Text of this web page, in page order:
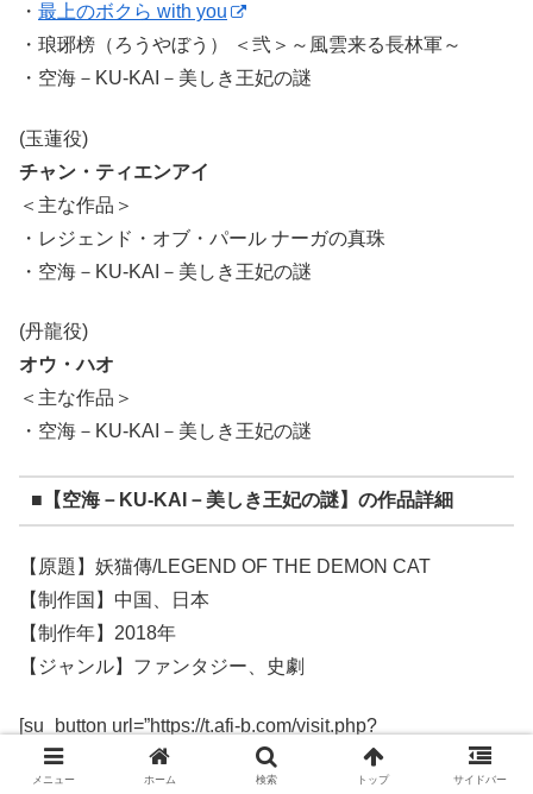
・ 最上のボクら with you
・琅琊榜（ろうやぼう） ＜弐＞～風雲来る長林軍～
・空海－KU-KAI－美しき王妃の謎
(玉蓮役)
チャン・ティエンアイ
＜主な作品＞
・レジェンド・オブ・パール ナーガの真珠
・空海－KU-KAI－美しき王妃の謎
(丹龍役)
オウ・ハオ
＜主な作品＞
・空海－KU-KAI－美しき王妃の謎
■【空海－KU-KAI－美しき王妃の謎】の作品詳細
【原題】妖猫傳/LEGEND OF THE DEMON CAT
【制作国】中国、日本
【制作年】2018年
【ジャンル】ファンタジー、史劇
[su_button url=”https://t.afi-b.com/visit.php?
guid=ON&a=W6892w-z290896k&p=W611767o”
メニュー ホーム 検索 トップ サイドバー